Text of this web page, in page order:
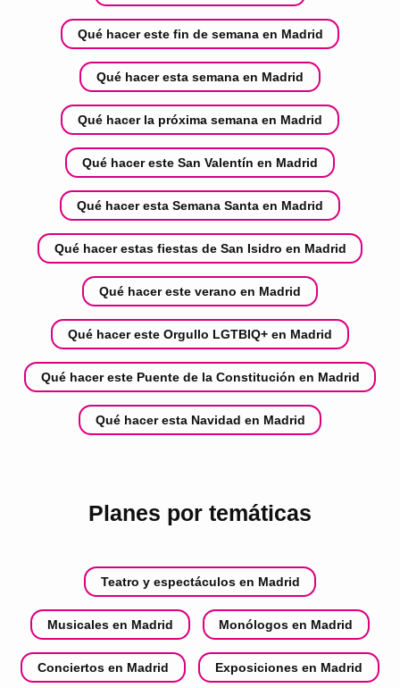
Qué hacer este fin de semana en Madrid
Qué hacer esta semana en Madrid
Qué hacer la próxima semana en Madrid
Qué hacer este San Valentín en Madrid
Qué hacer esta Semana Santa en Madrid
Qué hacer estas fiestas de San Isidro en Madrid
Qué hacer este verano en Madrid
Qué hacer este Orgullo LGTBIQ+ en Madrid
Qué hacer este Puente de la Constitución en Madrid
Qué hacer esta Navidad en Madrid
Planes por temáticas
Teatro y espectáculos en Madrid
Musicales en Madrid Monólogos en Madrid
Conciertos en Madrid Exposiciones en Madrid